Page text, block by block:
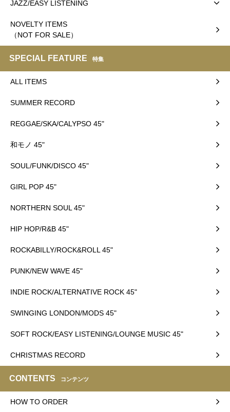
JAZZ/EASY LISTENING
NOVELTY ITEMS
（NOT FOR SALE）
SPECIAL FEATURE 特集
ALL ITEMS
SUMMER RECORD
REGGAE/SKA/CALYPSO 45"
和モノ 45"
SOUL/FUNK/DISCO 45"
GIRL POP 45"
NORTHERN SOUL 45"
HIP HOP/R&B 45"
ROCKABILLY/ROCK&ROLL 45"
PUNK/NEW WAVE 45"
INDIE ROCK/ALTERNATIVE ROCK 45"
SWINGING LONDON/MODS 45"
SOFT ROCK/EASY LISTENING/LOUNGE MUSIC 45"
CHRISTMAS RECORD
CONTENTS コンテンツ
HOW TO ORDER